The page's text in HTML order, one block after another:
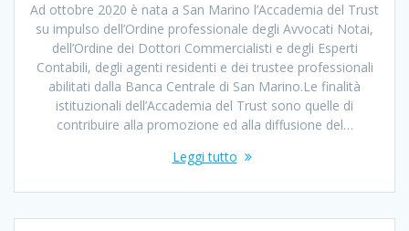
Ad ottobre 2020 è nata a San Marino l’Accademia del Trust
su impulso dell’Ordine professionale degli Avvocati Notai,
dell’Ordine dei Dottori Commercialisti e degli Esperti
Contabili, degli agenti residenti e dei trustee professionali
abilitati dalla Banca Centrale di San Marino.Le finalità
istituzionali dell’Accademia del Trust sono quelle di
contribuire alla promozione ed alla diffusione del…
Leggi tutto